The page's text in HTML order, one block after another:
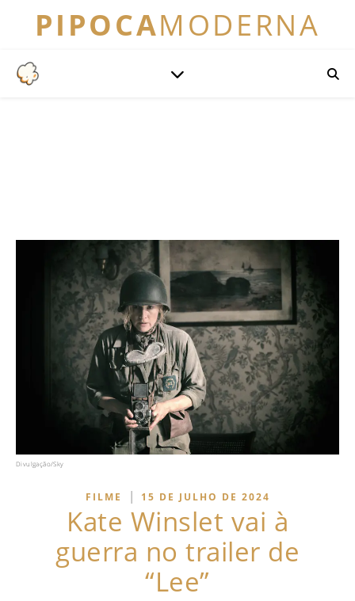
PIPOCAMODERNA
Divulgação/Sky
FILME | 15 DE JULHO DE 2024
Kate Winslet vai à
guerra no trailer de
“Lee”